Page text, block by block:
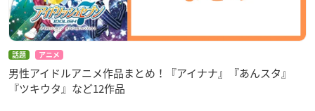
話題 アニメ
男性アイドルアニメ作品まとめ！『アイナナ』『あんスタ』
『ツキウタ』など12作品